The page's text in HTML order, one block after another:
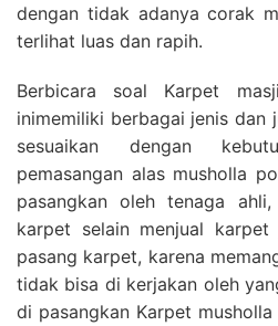
dengan tidak adanya corak
terlihat luas dan rapih.
Berbicara soal Karpet
inimemiliki berbagai jenis dan
sesuaikan dengan
pemasangan alas musholla
pasangkan oleh tenaga
karpet selain menjual karpet
pasang karpet, karena
tidak bisa di kerjakan oleh
di pasangkan Karpet